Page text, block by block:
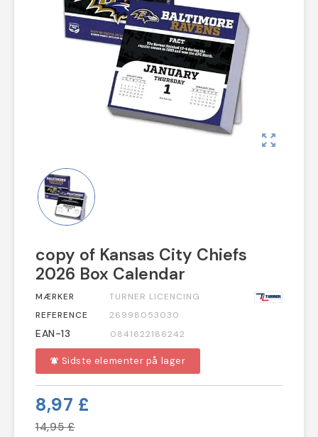
zoom_out_map
copy of Kansas City Chiefs
2026 Box Calendar
MÆRKER
TURNER LICENCING
REFERENCE
26998053030
EAN-13 0841622186242
notifications_active Sidste elementer på lager
8,97 £
14,95 £